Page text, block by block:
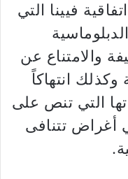
للمادة 41 من اتفاقية فيينا التي
والامتناع عن
انتهاكاً
التي تنص على
أغراض تتنافى